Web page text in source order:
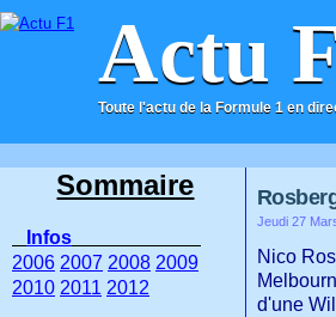
Actu
Toute l'actu de la Formule 1 en
ACCUEIL CONTACT
Jeudi 27
Nico
d'une
Sommaire
Infos
2006 2007 2008 2009
2010 2011 2012